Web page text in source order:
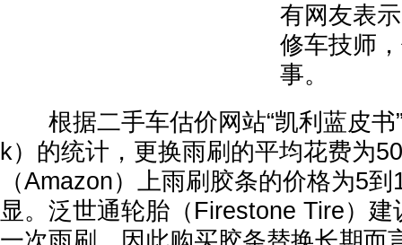
有网友表
修车技师
事。
根据二手车估价网站“凯利蓝皮书
k）的统计，更换雨刷的平均花费为
（Amazon）上雨刷胶条的价格为5
显。泛世通轮胎（Firestone Tire）